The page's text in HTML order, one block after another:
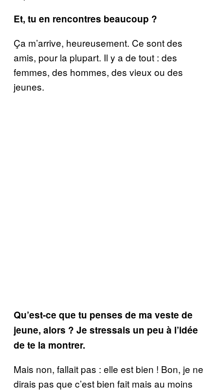
Et, tu en rencontres beaucoup ?
Ça m’arrive, heureusement. Ce sont des
amis, pour la plupart. Il y a de tout : des
femmes, des hommes, des vieux ou des
jeunes.
Qu’est-ce que tu penses de ma veste de
jeune, alors ? Je stressais un peu à l’idée
de te la montrer.
Mais non, fallait pas : elle est bien ! Bon, je ne
dirais pas que c’est bien fait mais au moins